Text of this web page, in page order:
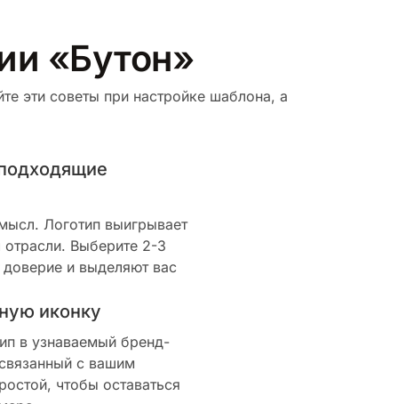
«Бутон»
эти советы при настройке шаблона, а
Логотип выигрывает
Выберите 2-3
и выделяют вас
иконку
в узнаваемый бренд-
с вашим
чтобы оставаться